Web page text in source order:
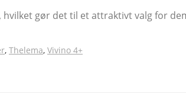
hvilket gør det til et attraktivt valg for
, Thelema, Vivino 4+